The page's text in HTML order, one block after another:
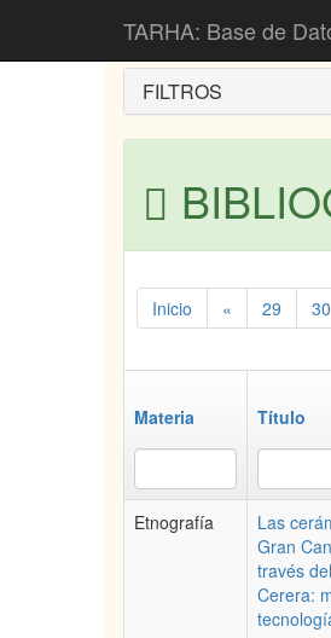
TARHA: Base de
Inicio Bibliografía
FILTROS
Inicio « 29 30
Materia Título
Etnografía
Las
Gran
través
Cerera: